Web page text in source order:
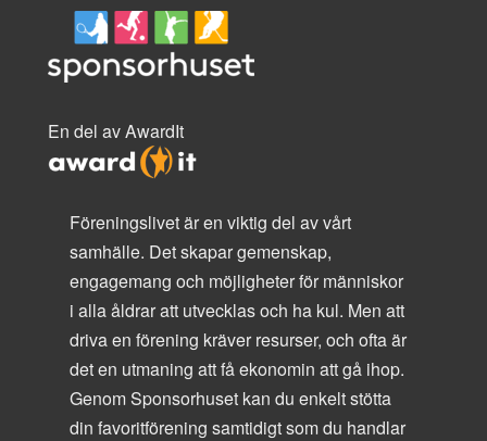
En del av AwardIt
Föreningslivet är en viktig del av vårt
samhälle. Det skapar gemenskap,
engagemang och möjligheter för människor
i alla åldrar att utvecklas och ha kul. Men att
driva en förening kräver resurser, och ofta är
det en utmaning att få ekonomin att gå ihop.
Genom Sponsorhuset kan du enkelt stötta
din favoritförening samtidigt som du handlar